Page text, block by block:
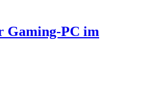
PC im